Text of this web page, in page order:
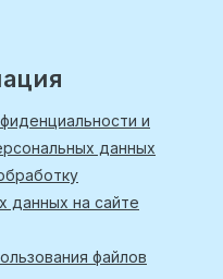
и
данных
данных на сайте
файлов